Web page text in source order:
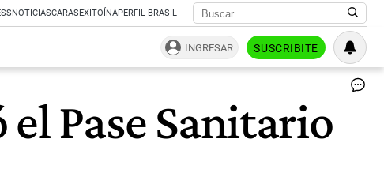
NOTICIASCARASEXITOÍNAPERFIL BRASIL
INGRESAR SUSCRIBITE
Pase Sanitario